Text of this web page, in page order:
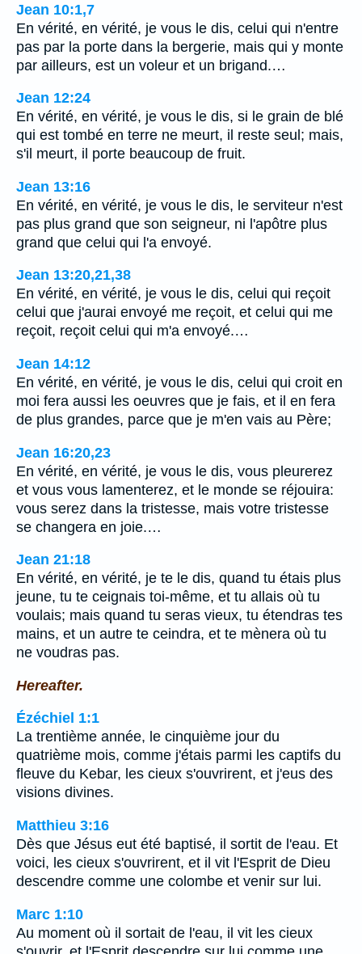
Jean 10:1,7
En vérité, en vérité, je vous le dis, celui qui n'entre
pas par la porte dans la bergerie, mais qui y monte
par ailleurs, est un voleur et un brigand.…
Jean 12:24
En vérité, en vérité, je vous le dis, si le grain de blé
qui est tombé en terre ne meurt, il reste seul; mais,
s'il meurt, il porte beaucoup de fruit.
Jean 13:16
En vérité, en vérité, je vous le dis, le serviteur n'est
pas plus grand que son seigneur, ni l'apôtre plus
grand que celui qui l'a envoyé.
Jean 13:20,21,38
En vérité, en vérité, je vous le dis, celui qui reçoit
celui que j'aurai envoyé me reçoit, et celui qui me
reçoit, reçoit celui qui m'a envoyé.…
Jean 14:12
En vérité, en vérité, je vous le dis, celui qui croit en
moi fera aussi les oeuvres que je fais, et il en fera
de plus grandes, parce que je m'en vais au Père;
Jean 16:20,23
En vérité, en vérité, je vous le dis, vous pleurerez
et vous vous lamenterez, et le monde se réjouira:
vous serez dans la tristesse, mais votre tristesse
se changera en joie.…
Jean 21:18
En vérité, en vérité, je te le dis, quand tu étais plus
jeune, tu te ceignais toi-même, et tu allais où tu
voulais; mais quand tu seras vieux, tu étendras tes
mains, et un autre te ceindra, et te mènera où tu
ne voudras pas.
Hereafter.
Ézéchiel 1:1
La trentième année, le cinquième jour du
quatrième mois, comme j'étais parmi les captifs du
fleuve du Kebar, les cieux s'ouvrirent, et j'eus des
visions divines.
Matthieu 3:16
Dès que Jésus eut été baptisé, il sortit de l'eau. Et
voici, les cieux s'ouvrirent, et il vit l'Esprit de Dieu
descendre comme une colombe et venir sur lui.
Marc 1:10
Au moment où il sortait de l'eau, il vit les cieux